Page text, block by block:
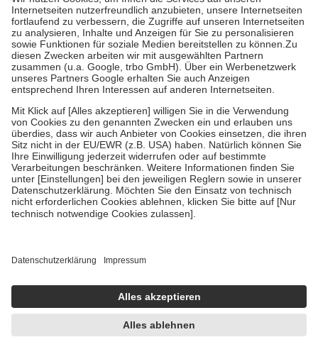
Kosten der Leistung zu entrichten.
Diese Regeln gelten grundsätzlich auch für Online-Apotheken.
Bei Heilmitteln und häuslicher Krankenpflege beträgt die
Zuzahlung zehn Prozent der Kosten sowie zehn Euro je
Verordnung.
Um das Engagement der Versicherten für ihre eigene Gesundheit zu
stärken und die besondere Stellung der Familie zu unterstützen,
fallenkeine Zuzahlungenan bei:
• Kindern und Jugendlichen bis zum vollendeten 18. Lebensjahr
mit Ausnahme der Fahrkosten
• Untersuchungen zur Vorsorge und Früherkennung, die von der
GKV getragen werden
• empfohlenen Schutzimpfungen
• Harn- und Blutteststreifen
getroffen, um sicherzustellen, dass es sich um echte Bewertungen
https://help.etrusted.com/hc/de/articles/4419944605341
Einige Bilder und Inhalte wurden unter Zuhilfenahme künstlicher